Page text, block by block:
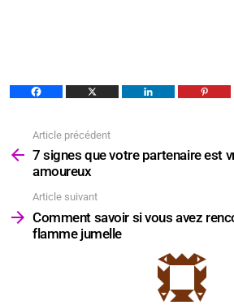
plus
Article précédent
7 signes que votre partenaire est
amoureux
Article suivant
Comment savoir si vous avez
flamme jumelle